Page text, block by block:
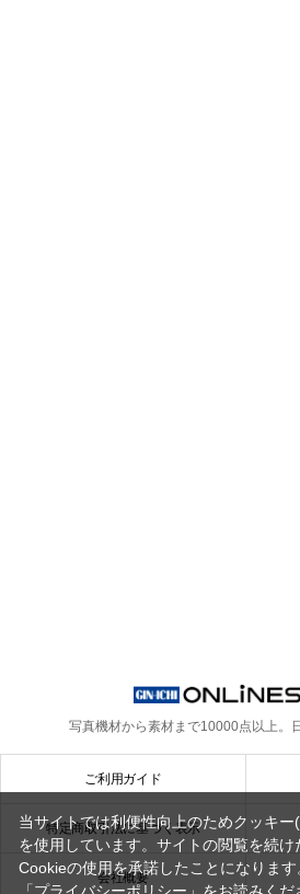
写真機材から素材まで10000点以上。
ご利用ガイド
特定商取引法に基づく表示
会社概要
当サイトでは利便性向上のためクッキー
を使用しています。サイトの閲覧を続け
Cookieの使用を承諾したことになります